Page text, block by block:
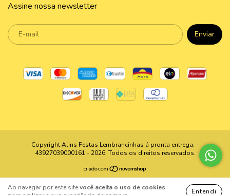
Ao navegar por este sitevocê aceita o uso de cookies
Entendi
Assine nossa newsletter
Copyright Alins Festas Lembrancinhas á pronta entrega. -
43927039000161 - 2026. Todos os direitos reservados.